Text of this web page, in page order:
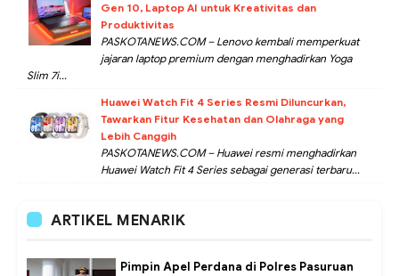
Gen 10, Laptop AI untuk Kreativitas dan
Produktivitas
PASKOTANEWS.COM – Lenovo kembali memperkuat
jajaran laptop premium dengan menghadirkan Yoga
Slim 7i...
Huawei Watch Fit 4 Series Resmi Diluncurkan,
Tawarkan Fitur Kesehatan dan Olahraga yang
Lebih Canggih
PASKOTANEWS.COM – Huawei resmi menghadirkan
Huawei Watch Fit 4 Series sebagai generasi terbaru...
ARTIKEL MENARIK
Pimpin Apel Perdana di Polres Pasuruan